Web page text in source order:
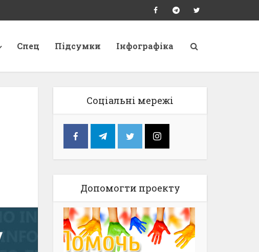
Спец Підсумки Інфографіка
Соціальні мережі
Допомогти проекту